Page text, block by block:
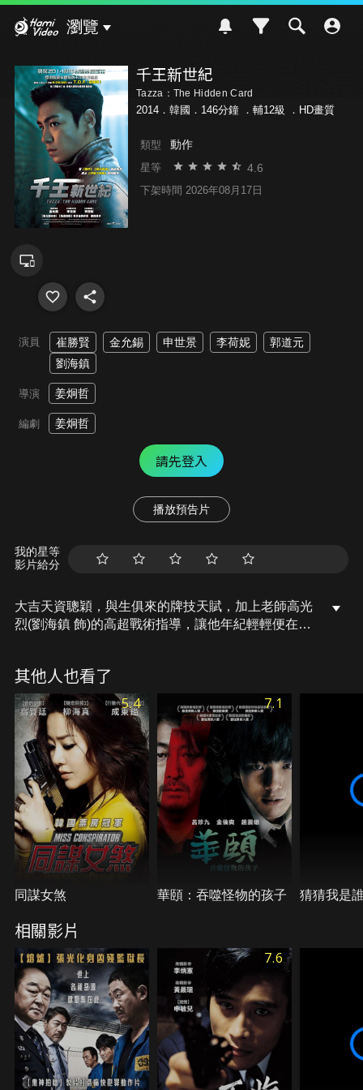
瀏覽
千王新世紀
Tazza：The Hidden Card
2014．韓國．146分鐘 ． 輔12級 ．HD畫質
類型 動作
星等 4.6
下架時間 2026年08月17日
演員 崔勝賢 金允錫 申世景 李荷妮
郭道元
劉海鎮
導演 姜炯哲
編劇 姜炯哲
請先登入
播放預告片
我的星等
影片給分
大吉天資聰穎，與生俱來的牌技天賦，加上老師高光
烈(劉海鎮 飾)的高超戰術指導，讓他年紀輕輕便在賭
然而，就在大吉即將在賭界一步登天之際，卻遭到犯
罪集團首腦(郭道元 飾)陷害成為代罪羔羊。被迫走上
逃亡之路的大吉決心復仇，途中他與初戀情人美娜
(申世景 飾)重逢，兩人患難與共，成為彼此最大的助
力。大吉即將面對一場與賭王(金允錫 飾)的生死交
戰，他是否能夠順利自清平反，又是否能與心愛的美
娜終成眷屬？
其他人也看了
5.4
同謀女煞
7.1
華頤：吞噬怪物的孩子 猜猜我是
相關影片
7.6